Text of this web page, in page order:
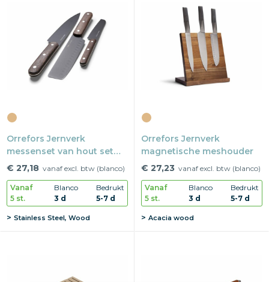
Orrefors Jernverk
messenset van hout set
van 3
€ 27,18 vanaf excl. btw (blanco)
Vanaf
5 st.
Blanco
3 d
Bedrukt
5-7 d
Stainless Steel, Wood
Orrefors Jernverk
magnetische meshouder
€ 27,23 vanaf excl. btw (blanco)
Vanaf
5 st.
Blanco
3 d
Bedrukt
5-7 d
Acacia wood